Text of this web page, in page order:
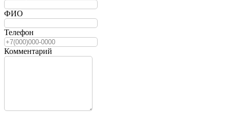
ФИО
Телефон
Комментарий